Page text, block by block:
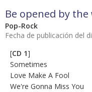
Be opened by
Pop-Rock
Fecha de publicación del
[CD 1]
Sometimes
Love Make A Fool
We're Gonna Miss You